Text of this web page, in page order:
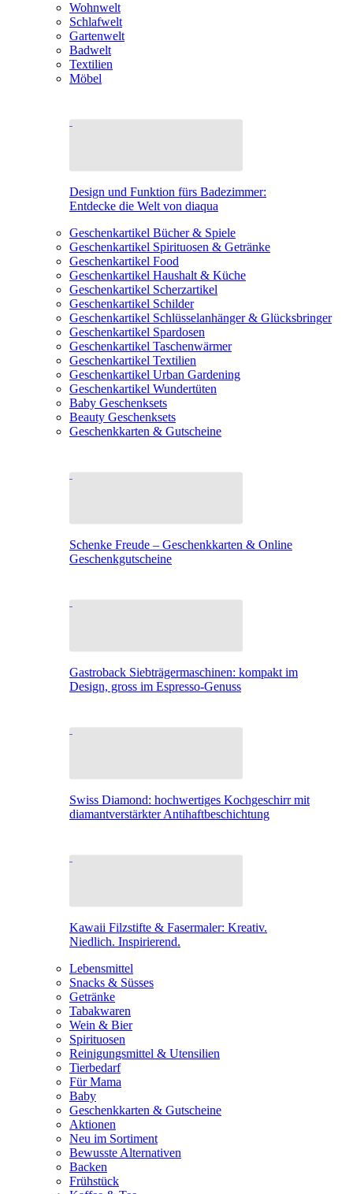
Wohnwelt
Schlafwelt
Gartenwelt
Badwelt
Textilien
Möbel
Design und Funktion fürs Badezimmer:
Entdecke die Welt von diaqua
Geschenkartikel Bücher & Spiele
Geschenkartikel Spirituosen & Getränke
Geschenkartikel Food
Geschenkartikel Haushalt & Küche
Geschenkartikel Scherzartikel
Geschenkartikel Schilder
Geschenkartikel Schlüsselanhänger & Glücksbringer
Geschenkartikel Spardosen
Geschenkartikel Taschenwärmer
Geschenkartikel Textilien
Geschenkartikel Urban Gardening
Geschenkartikel Wundertüten
Baby Geschenksets
Beauty Geschenksets
Geschenkkarten & Gutscheine
Schenke Freude – Geschenkkarten & Online
Geschenkgutscheine
Gastroback Siebträgermaschinen: kompakt im
Design, gross im Espresso-Genuss
Swiss Diamond: hochwertiges Kochgeschirr mit
diamantverstärkter Antihaftbeschichtung
Kawaii Filzstifte & Fasermaler: Kreativ.
Niedlich. Inspirierend.
Lebensmittel
Snacks & Süsses
Getränke
Tabakwaren
Wein & Bier
Spirituosen
Reinigungsmittel & Utensilien
Tierbedarf
Für Mama
Baby
Geschenkkarten & Gutscheine
Aktionen
Neu im Sortiment
Bewusste Alternativen
Backen
Frühstück